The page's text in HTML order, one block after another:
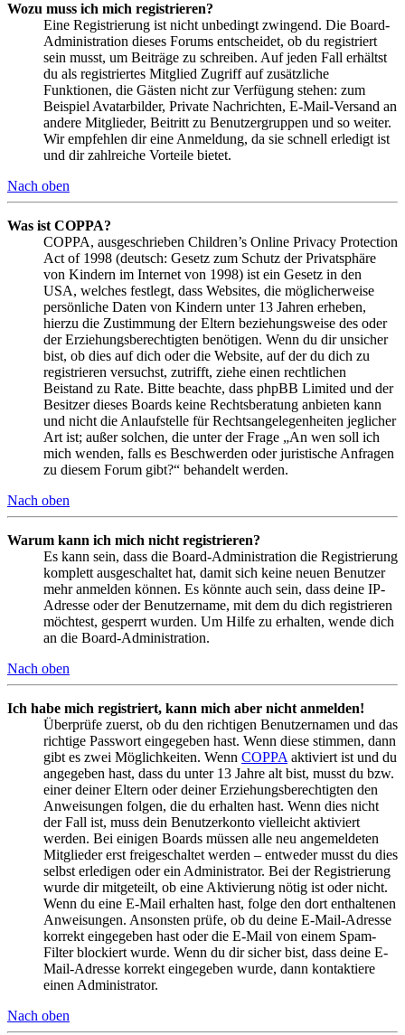
Wozu muss ich mich registrieren?
Eine Registrierung ist nicht unbedingt zwingend. Die Board-
Administration dieses Forums entscheidet, ob du registriert
sein musst, um Beiträge zu schreiben. Auf jeden Fall erhältst
du als registriertes Mitglied Zugriff auf zusätzliche
Funktionen, die Gästen nicht zur Verfügung stehen: zum
Beispiel Avatarbilder, Private Nachrichten, E-Mail-Versand an
andere Mitglieder, Beitritt zu Benutzergruppen und so weiter.
Wir empfehlen dir eine Anmeldung, da sie schnell erledigt ist
und dir zahlreiche Vorteile bietet.
Nach oben
Was ist COPPA?
COPPA, ausgeschrieben Children’s Online Privacy Protection
Act of 1998 (deutsch: Gesetz zum Schutz der Privatsphäre
von Kindern im Internet von 1998) ist ein Gesetz in den
USA, welches festlegt, dass Websites, die möglicherweise
persönliche Daten von Kindern unter 13 Jahren erheben,
hierzu die Zustimmung der Eltern beziehungsweise des oder
der Erziehungsberechtigten benötigen. Wenn du dir unsicher
bist, ob dies auf dich oder die Website, auf der du dich zu
registrieren versuchst, zutrifft, ziehe einen rechtlichen
Beistand zu Rate. Bitte beachte, dass phpBB Limited und der
Besitzer dieses Boards keine Rechtsberatung anbieten kann
und nicht die Anlaufstelle für Rechtsangelegenheiten jeglicher
Art ist; außer solchen, die unter der Frage „An wen soll ich
mich wenden, falls es Beschwerden oder juristische Anfragen
zu diesem Forum gibt?“ behandelt werden.
Nach oben
Warum kann ich mich nicht registrieren?
Es kann sein, dass die Board-Administration die Registrierung
komplett ausgeschaltet hat, damit sich keine neuen Benutzer
mehr anmelden können. Es könnte auch sein, dass deine IP-
Adresse oder der Benutzername, mit dem du dich registrieren
möchtest, gesperrt wurden. Um Hilfe zu erhalten, wende dich
an die Board-Administration.
Nach oben
Ich habe mich registriert, kann mich aber nicht anmelden!
Überprüfe zuerst, ob du den richtigen Benutzernamen und das
richtige Passwort eingegeben hast. Wenn diese stimmen, dann
gibt es zwei Möglichkeiten. Wenn COPPA aktiviert ist und du
angegeben hast, dass du unter 13 Jahre alt bist, musst du bzw.
einer deiner Eltern oder deiner Erziehungsberechtigten den
Anweisungen folgen, die du erhalten hast. Wenn dies nicht
der Fall ist, muss dein Benutzerkonto vielleicht aktiviert
werden. Bei einigen Boards müssen alle neu angemeldeten
Mitglieder erst freigeschaltet werden – entweder musst du dies
selbst erledigen oder ein Administrator. Bei der Registrierung
wurde dir mitgeteilt, ob eine Aktivierung nötig ist oder nicht.
Wenn du eine E-Mail erhalten hast, folge den dort enthaltenen
Anweisungen. Ansonsten prüfe, ob du deine E-Mail-Adresse
korrekt eingegeben hast oder die E-Mail von einem Spam-
Filter blockiert wurde. Wenn du dir sicher bist, dass deine E-
Mail-Adresse korrekt eingegeben wurde, dann kontaktiere
einen Administrator.
Nach oben